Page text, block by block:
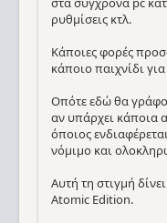
ρυθμίσεις κτλ.
Κάποιες φορές
κάποιο παιχνίδι
Οπότε εδώ θα
αν υπάρχει κάποια
όποιος
νόμιμο και
Αυτή τη στιγμή
Atomic Edition.